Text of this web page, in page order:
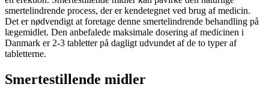
smertelindrende process, der er kendetegnet ved brug af medicin.
Det er nødvendigt at foretage denne smertelindrende behandling på
lægemidlet. Den anbefalede maksimale dosering af medicinen i
Danmark er 2-3 tabletter på dagligt udvundet af de to typer af
tabletterne.
Smertestillende midler